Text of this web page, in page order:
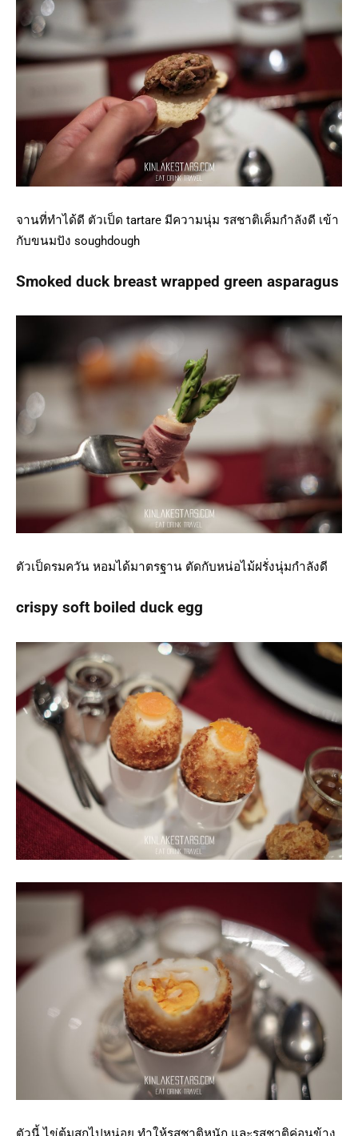
จานที่ทำได้ดี ตัวเป็ด tartare มีความนุ่ม รสชาติเค็มกำลังดี เข้า
กับขนมปัง soughdough
Smoked duck breast wrapped green asparagus
ตัวเป็ดรมควัน หอมได้มาตรฐาน ตัดกับหน่อไม้ฝรั่งนุ่มกำลังดี
crispy soft boiled duck egg